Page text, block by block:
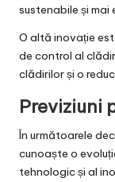
sustenabile și mai
O altă inovație
de control al
clădirilor și o
Previziuni
În următoarele
cunoaște o
tehnologic și al